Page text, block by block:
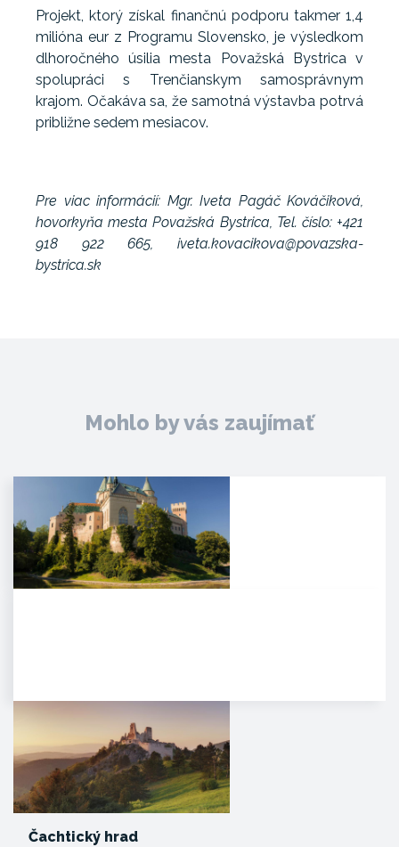
Projekt, ktorý získal finančnú podporu takmer 1,4
milióna eur z Programu Slovensko, je výsledkom
dlhoročného úsilia mesta Považská Bystrica v
spolupráci s Trenčianskym samosprávnym
krajom. Očakáva sa, že samotná výstavba potrvá
približne sedem mesiacov.
Pre viac informácií: Mgr. Iveta Pagáč Kováčiková,
hovorkyňa mesta Považská Bystrica, Tel. číslo: +421
918 922 665, iveta.kovacikova@povazska-
bystrica.sk
Mohlo by vás zaujímať
Čachtický hrad